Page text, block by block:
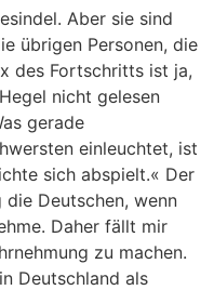
Aber sie sind
übrigen Personen, die
des Fortschritts ist ja,
nicht gelesen
gerade
einleuchtet, ist
sich abspielt.« Der
Deutschen, wenn
Daher fällt mir
zu machen.
Deutschland als